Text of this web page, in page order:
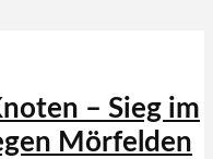
– Sieg im
Mörfelden